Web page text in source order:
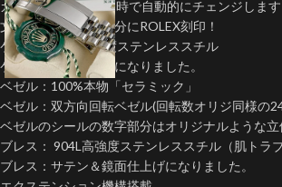
カレンダーは深夜12時で自動的にチェンジします
文字盤外周ケース部分にROLEX刻印！
ケース：904L高強度ステンレススチル
ケース：鏡面仕上げになりました。
ベゼル：100%本物「セラミック」
ベゼル：双方向回転ベゼル(回転数オリジ同様の
ベゼルのシールの数字部分はオリジナルような立
ブレス： 904L高強度ステンレススチル（肌トラ
ブレス：サテン＆鏡面仕上げになりました。